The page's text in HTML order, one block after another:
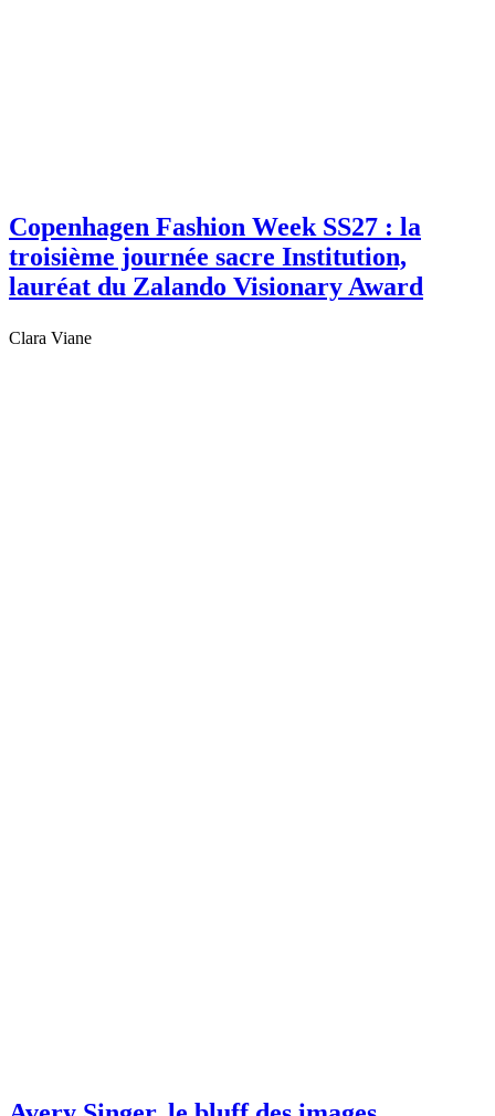
Copenhagen Fashion Week SS27 : la
troisième journée sacre Institution,
lauréat du Zalando Visionary Award
Clara Viane